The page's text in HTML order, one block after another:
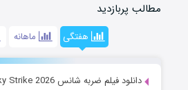
مطالب پربازدید
هفتگی ماهانه
دانلود فیلم ضربه شانس Lucky Strike 2026